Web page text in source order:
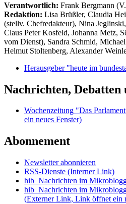
Verantwortlich: Frank Bergmann
Redaktion: Lisa Brüßler, Claudia
(stellv. Chefredakteur), Nina Jeglinski,
Claus Peter Kosfeld, Johanna Metz,
vom Dienst), Sandra Schmid,
Helmut Stoltenberg, Alexander
Herausgeber "heute im
Nachrichten,
Wochenzeitung "Das
ein neues Fenster)
Abonnement
Newsletter abonnieren
RSS-Dienste (Interner Link)
hib_Nachrichten im
hib_Nachrichten im
(Externer Link, Link öffnet ein